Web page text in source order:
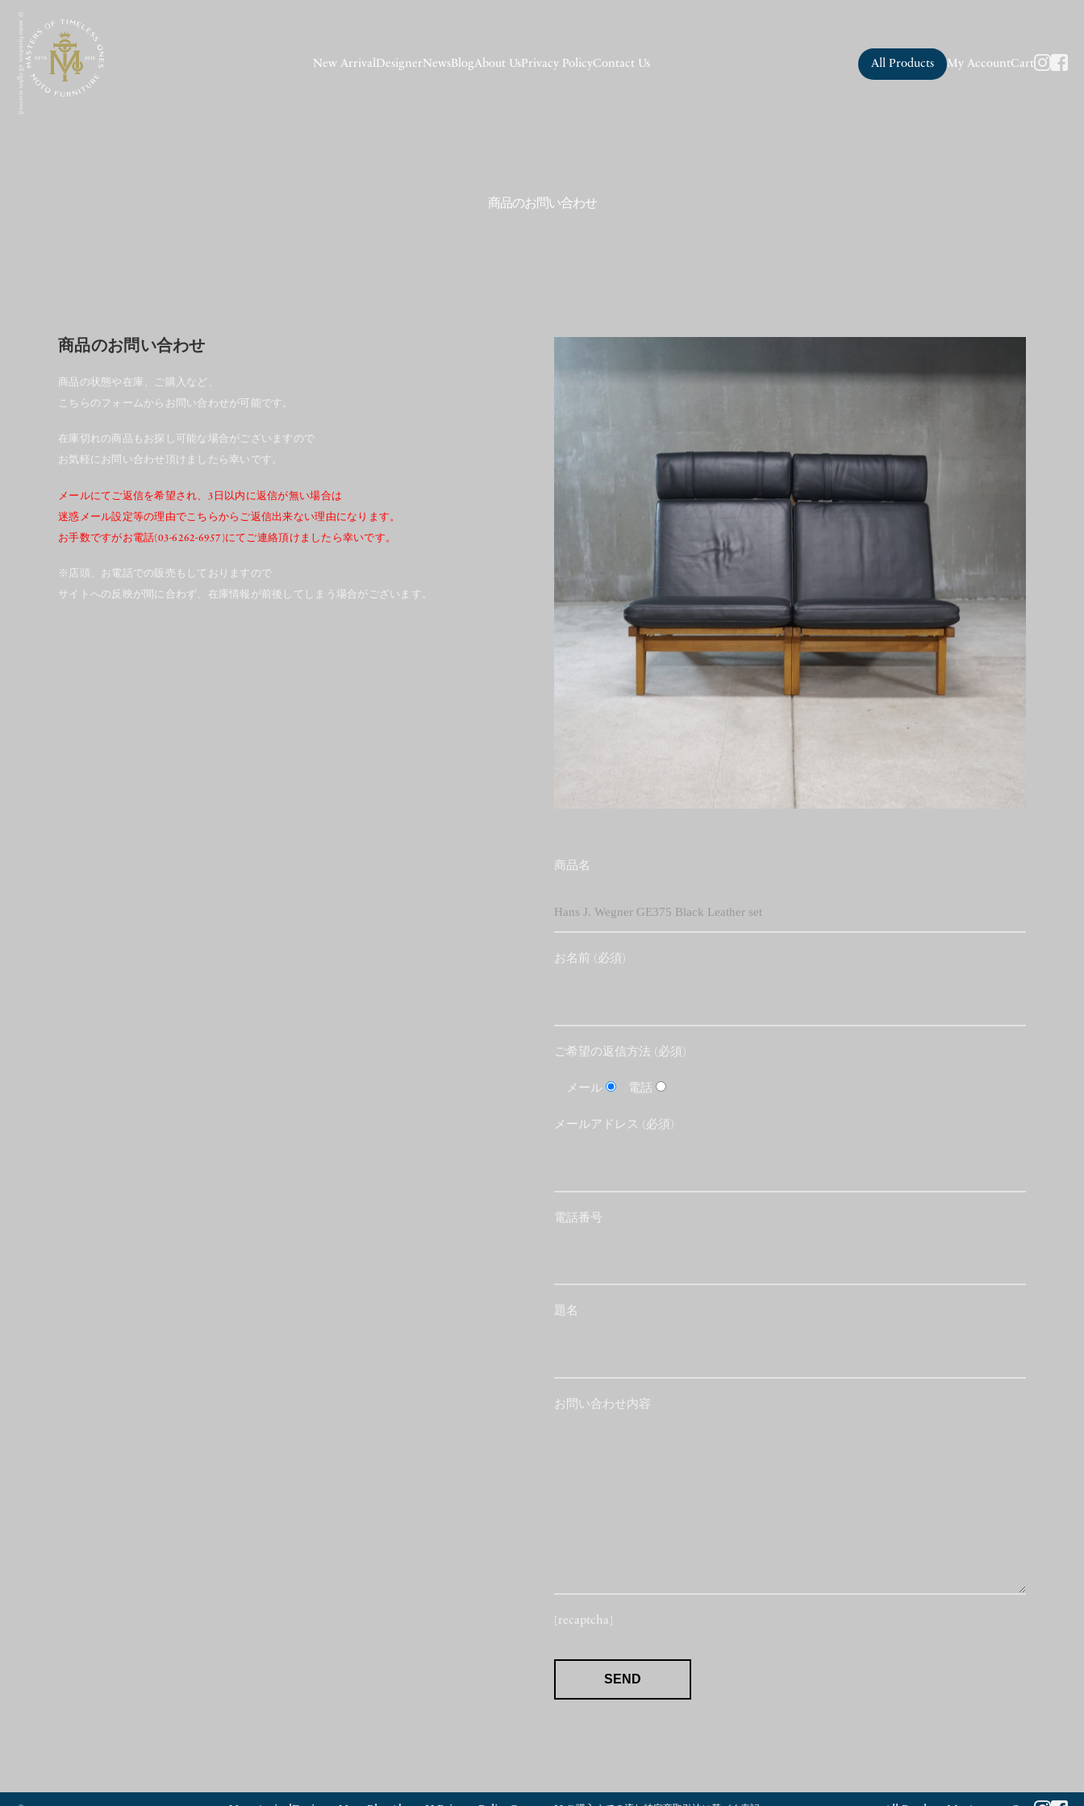
© moto furniture all rights reserved. New Arrival DesignerNewsBlogAbout UsPrivacy PolicyContact Us All Products My AccountCart
商品のお問い合わせ
商品のお問い合わせ
商品の状態や在庫、ご購入など、
こちらのフォームからお問い合わせが可能です。
在庫切れの商品もお探し可能な場合がございますので
お気軽にお問い合わせ頂けましたら幸いです。
メールにてご返信を希望され、3日以内に返信が無い場合は
迷惑メール設定等の理由でこちらからご返信出来ない理由になります。
お手数ですがお電話(03-6262-6957)にてご連絡頂けましたら幸いです。
※店頭、お電話での販売もしておりますので
サイトへの反映が間に合わず、在庫情報が前後してしまう場合がございます。
商品名
お名前 (必須)
ご希望の返信方法 (必須)
メール 電話
メールアドレス (必須)
電話番号
題名
お問い合わせ内容
[recaptcha]